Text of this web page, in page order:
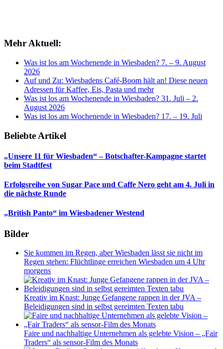
Mehr Aktuell:
Was ist los am Wochenende in Wiesbaden? 7. – 9. August
2026
Auf und Zu: Wiesbadens Café-Boom hält an! Diese neuen
Adressen für Kaffee, Eis, Pasta und mehr
Was ist los am Wochenende in Wiesbaden? 31. Juli – 2.
August 2026
Was ist los am Wochenende in Wiesbaden? 17. – 19. Juli
Beliebte Artikel
„Unsere 11 für Wiesbaden“ – Botschafter-Kampagne startet
beim Stadtfest
Erfolgsreihe von Sugar Pace und Caffe Nero geht am 4. Juli in
die nächste Runde
„British Panto“ im Wiesbadener Westend
Bilder
Sie kommen im Regen, aber Wiesbaden lässt sie nicht im
Regen stehen: Flüchtlinge erreichen Wiesbaden um 4 Uhr
morgens
Kreativ im Knast: Junge Gefangene rappen in der JVA –
Beleidigungen sind in selbst gereimten Texten tabu
Faire und nachhaltige Unternehmen als gelebte Vision – „Fair
Traders“ als sensor-Film des Monats